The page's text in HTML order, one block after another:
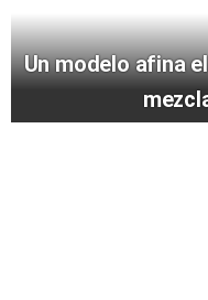
Un modelo afina